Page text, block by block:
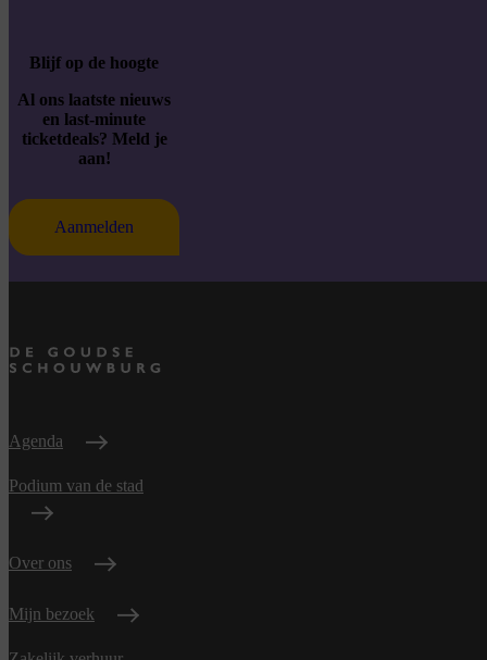
Blijf op de hoogte
Al ons laatste nieuws
en last-minute
ticketdeals? Meld je
aan!
Aanmelden
Agenda
Podium van de stad
Over ons
Mijn bezoek